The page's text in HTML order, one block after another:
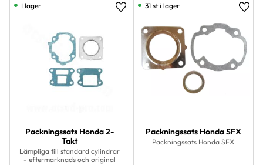
Packningssats Honda 2-
Takt
Lämpliga till standard cylindrar
- eftermarknads och original
Lägg till i favoriter
I lager
Packningssats Honda SFX
Packningssats Honda SFX
31 st i lager